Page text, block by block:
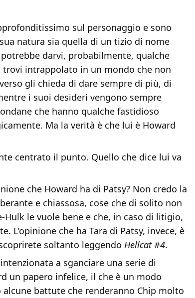
sul personaggio e sono
natura sia quella di un tizio di nome
darvi, probabilmente, qualche
intrappolato in un mondo che non
gli chieda di dare sempre di più, di
i suoi desideri vengono sempre
che hanno qualche fastidioso
Ma la verità è che lui è Howard
centrato il punto. Quello che dice lui va
che Howard ha di Patsy? Non credo la
e chiassosa, cose che di solito non
Hulk le vuole bene e che, in caso di litigio,
L'opinione che ha Tara di Patsy, invece, è
soltanto leggendo Hellcat #4.
a sganciare una serie di
un papero infelice, il che è un modo
battute che renderanno Chip molto